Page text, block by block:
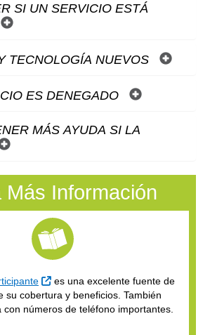
SI UN SERVICIO ESTÁ
TECNOLOGÍA NUEVOS
ES DENEGADO
MÁS AYUDA SI LA
Más Información
Sitio Externo
es una excelente fuente de
su cobertura y beneficios. También
con números de teléfono importantes.